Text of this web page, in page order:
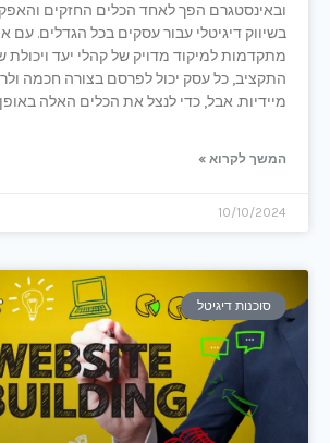
ובאינסטגרם הפך לאחד הכלים החזקים
בשיווק דיגיטלי עבור עסקים בכל הגדלים. עם
מתקדמות למיקוד מדויק של קהלי יעד ויכולת
התקציב, כל עסק יכול לפרסם בצורה חכמה ולראות
מיידיות. אבל, כדי לנצל את הכלים האלה באופן יעיל,
המשך לקרוא »
10/10/2024
סוכנות דיגיטל